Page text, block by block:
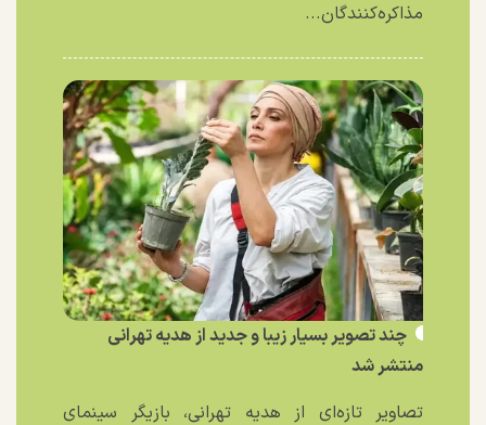
مذاکره‌کنندگان...
چند تصویر بسیار زیبا و جدید از هدیه تهرانی
منتشر شد
تصاویر تازه‌ای از هدیه تهرانی، بازیگر سینمای